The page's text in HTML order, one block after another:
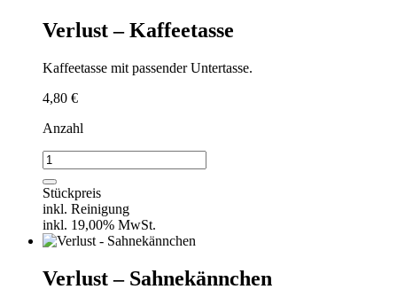
Verlust – Kaffeetasse
Kaffeetasse mit passender Untertasse.
4,80 €
Anzahl
Verlust
-
Kaffeetasse
Menge
Stückpreis
inkl. Reinigung
inkl. 19,00% MwSt.
Verlust – Sahnekännchen